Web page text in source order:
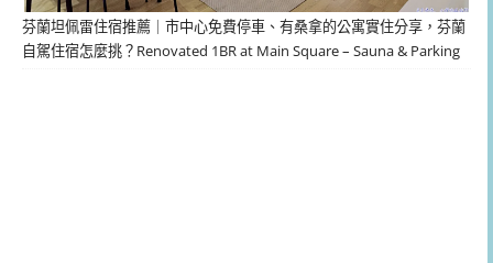
芬蘭坦佩雷住宿推薦｜市中心免費停車、有桑拿的公寓實住分享，芬蘭
自駕住宿怎麼挑？Renovated 1BR at Main Square – Sauna & Parking